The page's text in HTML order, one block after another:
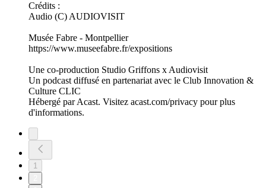
Crédits :
Audio (C) AUDIOVISIT
Musée Fabre - Montpellier
https://www.museefabre.fr/expositions
Une co-production Studio Griffons x Audiovisit
Un podcast diffusé en partenariat avec le Club Innovation &
Culture CLIC
Hébergé par Acast. Visitez acast.com/privacy pour plus
d'informations.
1